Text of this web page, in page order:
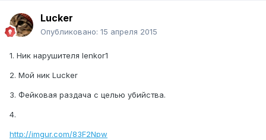
Lucker
Опубликовано: 15 апреля 2015
1. Ник нарушителя lenkor1
2. Мой ник Lucker
3. Фейковая раздача с целью убийства.
4.
http://imgur.com/83F2Npw